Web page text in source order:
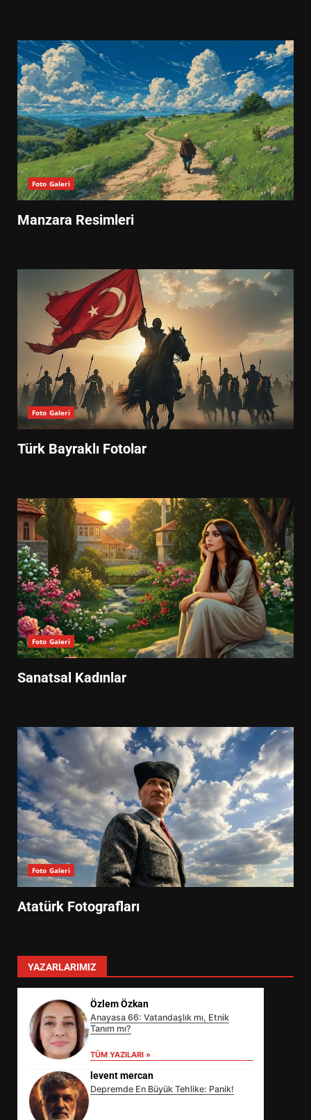
Foto Galeri
Manzara Resimleri
Foto Galeri
Türk Bayraklı Fotolar
Foto Galeri
Sanatsal Kadınlar
Foto Galeri
Atatürk Fotografları
YAZARLARIMIZ
Özlem Özkan
Anayasa 66: Vatandaşlık mı, Etnik
Tanım mı?
TÜM YAZILARI »
levent mercan
Depremde En Büyük Tehlike: Panik!